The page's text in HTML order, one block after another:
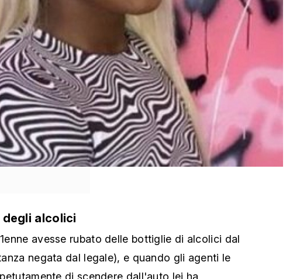
alcolici
avesse rubato delle bottiglie di alcolici dal
negata dal legale), e quando gli agenti le
di scendere dall'auto lei ha